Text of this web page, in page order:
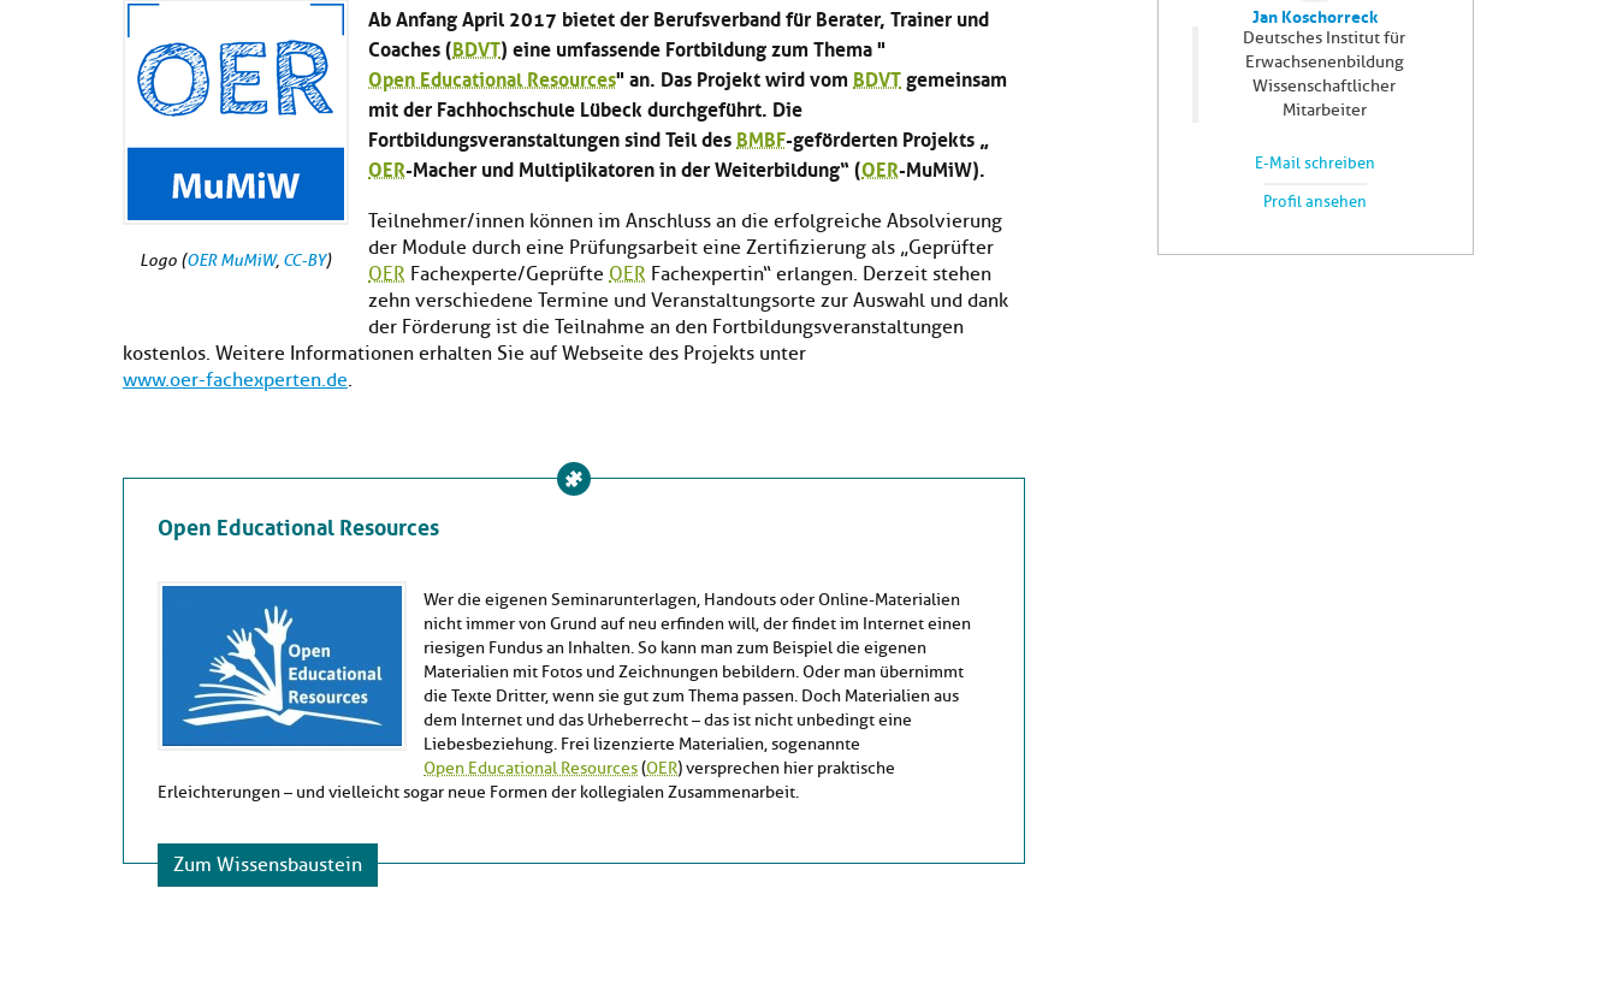
Logo (OER MuMiW, CC-BY)
Ab Anfang April 2017 bietet der Berufsverband für Berater, Trainer und
Coaches (BDVT) eine umfassende Fortbildung zum Thema "
Open Educational Resources" an. Das Projekt wird vomBDVTgemeinsam
mit der Fachhochschule Lübeck durchgeführt. Die
Fortbildungsveranstaltungen sind Teil desBMBF-geförderten Projekts „
OER-Macher und Multiplikatoren in der Weiterbildung“ (OER-MuMiW).
Teilnehmer/innen können im Anschluss an die erfolgreiche Absolvierung
der Module durch eine Prüfungsarbeit eine Zertifizierung als „Geprüfter
OER Fachexperte/Geprüfte OER Fachexpertin“ erlangen. Derzeit stehen
zehn verschiedene Termine und Veranstaltungsorte zur Auswahl und dank
der Förderung ist die Teilnahme an den Fortbildungsveranstaltungen
kostenlos. Weitere Informationen erhalten Sie auf Webseite des Projekts unter
www.oer-fachexperten.de.
Open Educational Resources
Wer die eigenen Seminarunterlagen, Handouts oder Online-Materialien
nicht immer von Grund auf neu erfinden will, der findet im Internet einen
riesigen Fundus an Inhalten. So kann man zum Beispiel die eigenen
Materialien mit Fotos und Zeichnungen bebildern. Oder man übernimmt
die Texte Dritter, wenn sie gut zum Thema passen. Doch Materialien aus
dem Internet und das Urheberrecht – das ist nicht unbedingt eine
Liebesbeziehung. Frei lizenzierte Materialien, sogenannte
Open Educational Resources(OER) versprechen hier praktische
Erleichterungen – und vielleicht sogar neue Formen der kollegialen Zusammenarbeit.
Zum Wissensbaustein
Jan Koschorreck
Deutsches Institut für
Erwachsenenbildung
Wissenschaftlicher
Mitarbeiter
E-Mail schreiben
Profil ansehen